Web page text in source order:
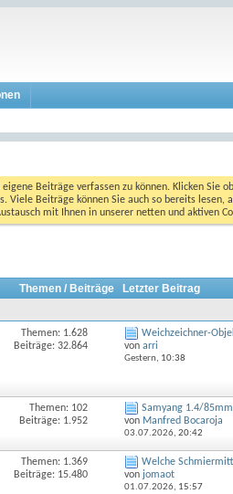
Beiträge verfassen zu können. Klicken
Viele Beiträge können Sie auch so bereits
mit Ihnen in unserer netten und aktiven
Themen / Beiträge
Letzter Beitrag
Themen: 1.628
Beiträge: 32.864
Weichzeichner-
von arri
Gestern, 10:38
Themen: 102
Beiträge: 1.952
Samyang 1.4/
von Manfred Bocaroja
03.07.2026, 20:42
Themen: 1.369
Beiträge: 15.480
Welche
von jomaot
01.07.2026, 15:57